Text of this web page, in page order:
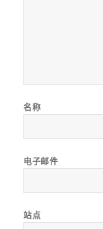
名称
电子邮件
站点